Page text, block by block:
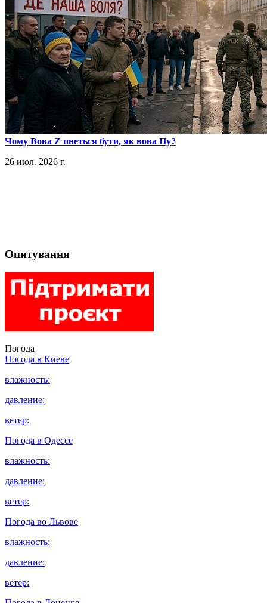
​Чому Вова Z пнеться бути, як вова Пу?
26 июл. 2026 г.
Опитування
Погода
Погода в Киеве
влажность:
давление:
ветер:
Погода в Одессе
влажность:
давление:
ветер:
Погода во Львове
влажность:
давление:
ветер: